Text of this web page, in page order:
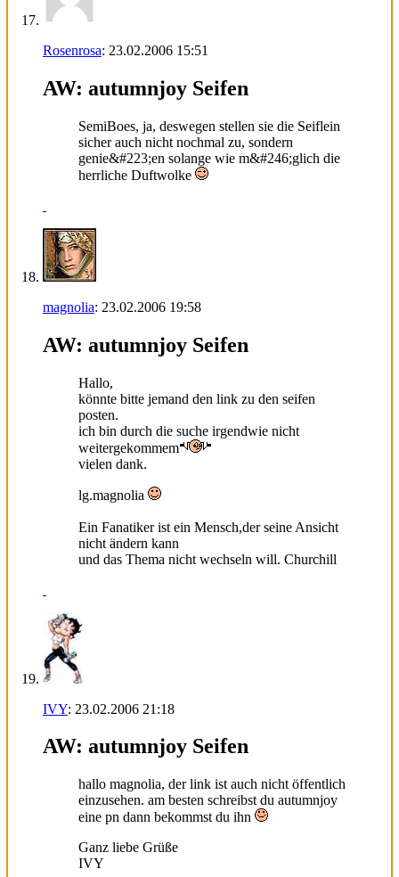
Rosenrosa: 23.02.2006 15:51
AW: autumnjoy Seifen
SemiBoes, ja, deswegen stellen sie die Seiflein
sicher auch nicht nochmal zu, sondern
genie&#223;en solange wie m&#246;glich die
herrliche Duftwolke
magnolia: 23.02.2006 19:58
AW: autumnjoy Seifen
Hallo,
könnte bitte jemand den link zu den seifen
posten.
ich bin durch die suche irgendwie nicht
weitergekommem
vielen dank.
lg.magnolia
Ein Fanatiker ist ein Mensch,der seine Ansicht
nicht ändern kann
und das Thema nicht wechseln will. Churchill
IVY: 23.02.2006 21:18
AW: autumnjoy Seifen
hallo magnolia, der link ist auch nicht öffentlich
einzusehen. am besten schreibst du autumnjoy
eine pn dann bekommst du ihn
Ganz liebe Grüße
IVY